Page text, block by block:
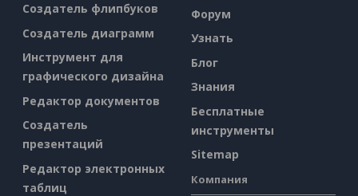
Создатель флипбуков
Создатель диаграмм
Инструмент для
графического дизайна
Редактор документов
Создатель
презентаций
Редактор электронных
таблиц
Форум
Узнать
Блог
Знания
Бесплатные
инструменты
Sitemap
Компания